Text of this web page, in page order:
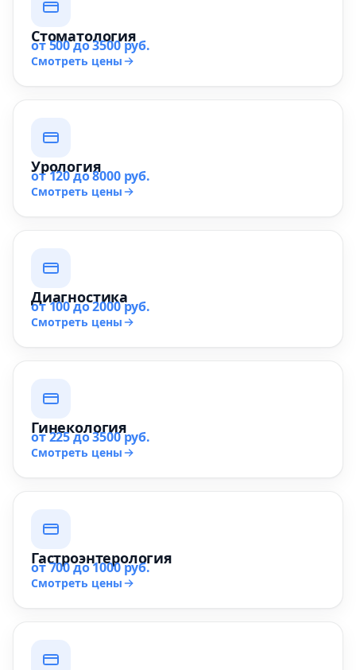
Стоматология
от 500 до 3500 руб.
Смотреть цены
Урология
от 120 до 8000 руб.
Смотреть цены
Диагностика
от 100 до 2000 руб.
Смотреть цены
Гинекология
от 225 до 3500 руб.
Смотреть цены
Гастроэнтерология
от 700 до 1000 руб.
Смотреть цены